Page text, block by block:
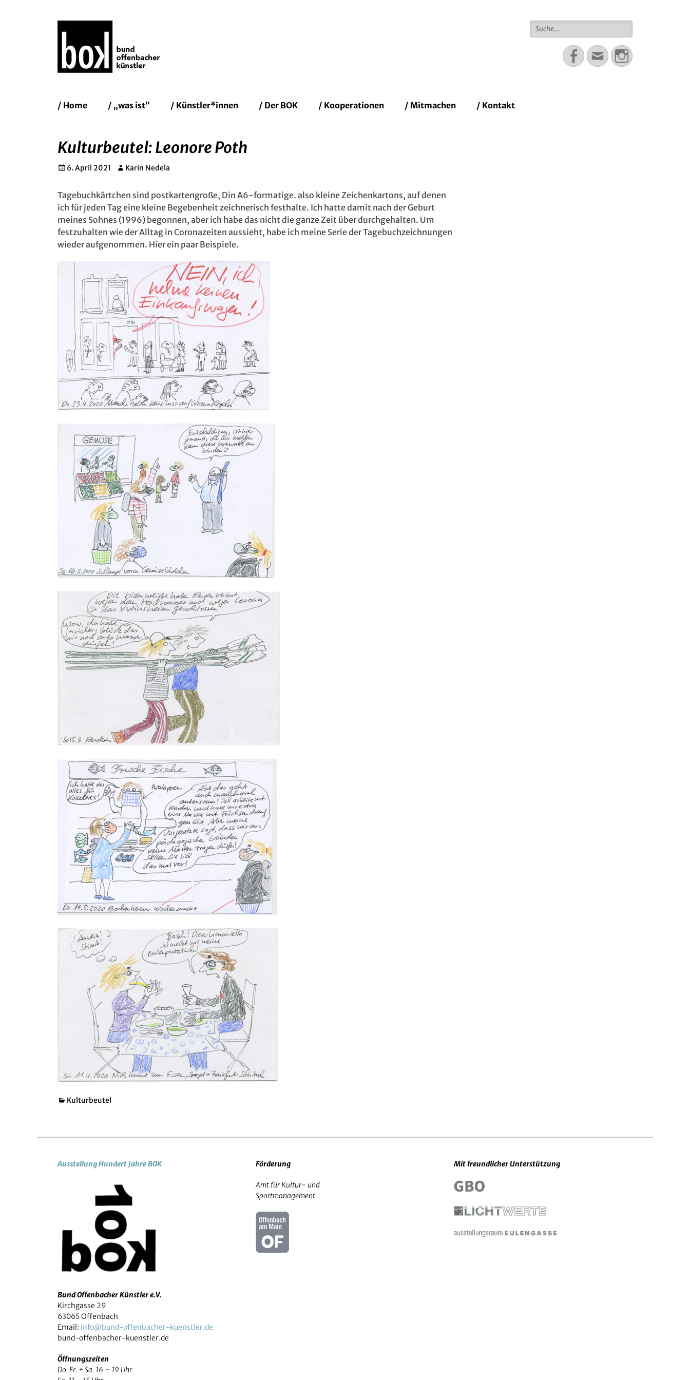
Suche
für:
Facebook
EmailInstagram
Erstes
Zum
Inhalt:
/ Home / „was ist“ / Künstler*innen / Der BOK / Kooperationen / Mitmachen / Kontakt
Kulturbeutel: Leonore Poth
Gepostet
6. April 2021 AutorKarin Nedela
Tagebuchkärtchen sind postkartengroße, Din A6-formatige. also kleine Zeichenkartons, auf denen
ich für jeden Tag eine kleine Begebenheit zeichnerisch festhalte. Ich hatte damit nach der Geburt
meines Sohnes (1996) begonnen, aber ich habe das nicht die ganze Zeit über durchgehalten. Um
festzuhalten wie der Alltag in Coronazeiten aussieht, habe ich meine Serie der Tagebuchzeichnungen
wieder aufgenommen. Hier ein paar Beispiele.
Kategorien
Kulturbeutel
Ausstellung Hundert Jahre BOK
Bund Offenbacher Künstler e.V.
Kirchgasse 29
63065 Offenbach
Email: info@bund-offenbacher-kuenstler.de
bund-offenbacher-kuenstler.de
Öffnungszeiten
Do. Fr. + Sa. 16 – 19 Uhr
Förderung
Amt für Kultur- und
Sportmanagement
Mit freundlicher Unterstützung